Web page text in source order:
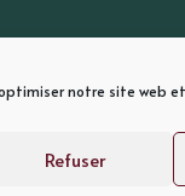
notre site web
Refuser